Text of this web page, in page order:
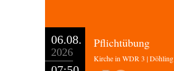
06.08.
2026
Pflichtübung
Kirche in WDR 3 | Döhling